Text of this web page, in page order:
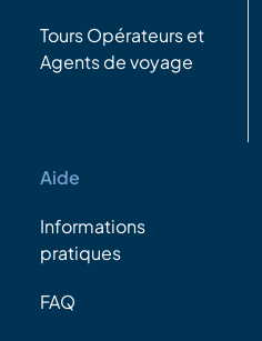
Tours Opérateurs et
Agents de voyage
Aide
Informations
pratiques
FAQ